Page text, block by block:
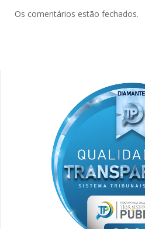
Os comentários estão fechados.